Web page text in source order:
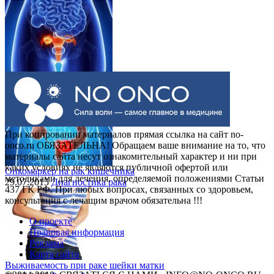
Выделения при раке шейки матки
30.07.2015 Рак шейки матки
Онкомаркер на рак кишечника
29.07.2015 Диагностика рака
Выживаемость при раке шейки матки
При копировании материалов прямая ссылка на сайт no-
onco.ru ОБЯЗАТЕЛЬНА! Обращаем ваше внимание на то, что
материалы сайта несут ознакомительный характер и ни при
каких условиях не являются публичной офертой или
методиками для лечения, определяемой положениями Статьи
437 ГК РФ. При любых вопросах, связанных со здоровьем,
консультация с лечащим врачом обязательна !!!
О проекте
Правовая информация
Реклама
Карта сайта